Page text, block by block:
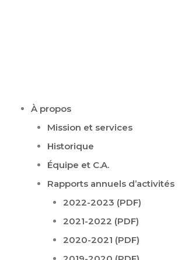
À propos
Mission et services
Historique
Équipe et C.A.
Rapports annuels d’activités
2022-2023 (PDF)
2021-2022 (PDF)
2020-2021 (PDF)